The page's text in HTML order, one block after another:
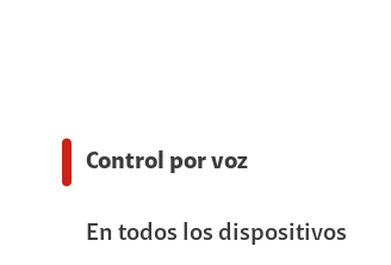
Control por voz
En todos los dispositivos